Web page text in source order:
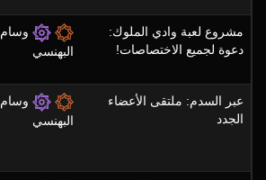
مشروع لعبة وادي الملوك:
دعوة لجميع الاختصاصات!
وسام
البهنسي
عبر السدم: ملتقى الأعضاء
الجدد
وسام
البهنسي